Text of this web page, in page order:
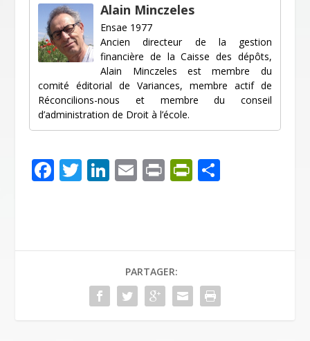
Alain Minczeles
Ensae 1977
Ancien directeur de la gestion
financière de la Caisse des dépôts,
Alain Minczeles est membre du
comité éditorial de Variances, membre actif de
Réconcilions-nous et membre du conseil
d’administration de Droit à l’école.
F
o
T Li
dI
n
E Pr Pr
e
n
dl
er
PARTAGER: